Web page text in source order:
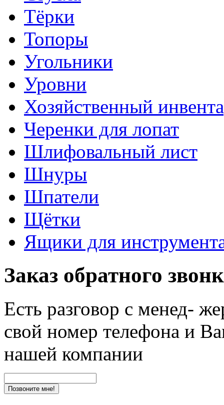
Тёрки
Топоры
Угольники
Уровни
Хозяйственный
Черенки для лопат
Шлифовальный лист
Шнуры
Шпатели
Щётки
Ящики для
Заказ обратного
Есть разговор с менед-
свой номер телефона и
нашей компании